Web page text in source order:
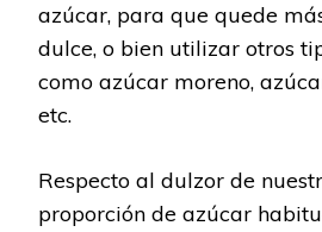
azúcar, para que quede
dulce, o bien utilizar otros
como azúcar moreno,
etc.
Respecto al dulzor de
proporción de azúcar